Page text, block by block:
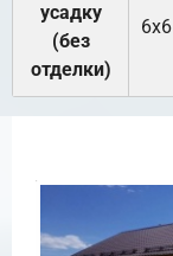
усадку
(без
отделки)
6х6